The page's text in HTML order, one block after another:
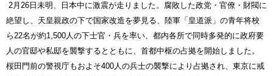
2月26日未明、日本中に激震が走りました。腐敗した政党・官僚・財閥に
絶望し、天皇親政の下で国家改造を夢見る、陸軍「皇道派」の青年将校
ら22名が約1,500人の下士官・兵を率い、都内各所で同時多発的に政府要
人の官邸や私邸を襲撃するとともに、首都中枢の占拠を開始しました。
桜田門前の警視庁もおよそ400人の兵士の襲撃により占拠され、東京に戒